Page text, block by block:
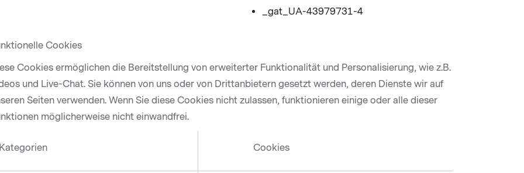
_gat_UA-43979731-4
Cookies
Cookies ermöglichen die Bereitstellung von erweiterter Funktionalität und Personalisierung, wie z.B.
und Live-Chat. Sie können von uns oder von Drittanbietern gesetzt werden, deren Dienste wir auf
Seiten verwenden. Wenn Sie diese Cookies nicht zulassen, funktionieren einige oder alle dieser
möglicherweise nicht einwandfrei.
Cookies
Kategorien